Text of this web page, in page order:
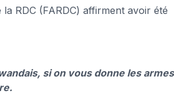
RDC (FARDC) affirment avoir été
si on vous donne les